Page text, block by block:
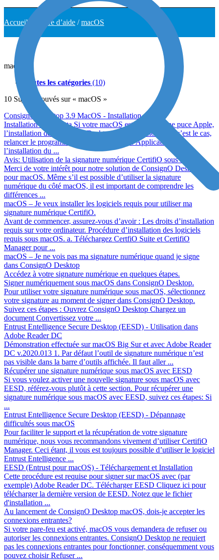
Accueil/ Centre d’aide /macOS
macOS
Toutes les catégories (10)
10 Sujets
Trouvés sur « macOS »
ConsignO Desktop 3.9 MacOS - Installation
Installation de Rosetta Si votre macOS est équipé d’une puce Apple,
l’installation de ConsignO Desktop pourrait échouer. Si c’est le cas,
relancer le programme depuis votre dosser Applications,
l’installation du ...
Avis: Utilisation de la signature numérique CertifiO sous macOS
Merci de votre intérêt pour notre solution de ConsignO Desktop
pour macOS. Même s’il est possible d’utiliser la signature
numérique du côté macOS, il est important de comprendre les
différences ...
macOS – Je veux installer les logiciels requis pour utiliser ma
signature numérique CertifiO.
Avant de commencer, assurez-vous d’avoir : Les droits d’installation
requis sur votre ordinateur. Procédure d’installation des logiciels
requis sous macOS. a. Téléchargez CertfiO Suite et CertifiO
Manager pour ...
macOS – Je ne vois pas ma signature numérique quand je signe
dans ConsignO Desktop
Accédez à votre signature numérique en quelques étapes.
Signer numériquement sous macOS dans ConsignO Desktop.
Pour utiliser votre signature numérique sous macOS, sélectionnez
votre signature au moment de signer dans ConsignO Desktop.
Suivez ces étapes : Ouvrez ConsignO Desktop Chargez un
document Convertissez votre ...
Entrust Entelligence Secure Desktop (EESD) - Utilisation dans
Adobe Reader DC
Démonstration effectuée sur macOS Big Sur et avec Adobe Reader
DC v.2020.013 1. Par défaut l’outil de signature numérique n’est
pas visible dans la barre d’outils affichée. Il faut aller ...
Récupérer une signature numérique sous macOS avec EESD
Si vous voulez activer une nouvelle signature sous macOS avec
EESD, référez-vous plutôt à cette section. Pour récupérer une
signature numérique sous macOS avec EESD, suivez ces étapes: Si
...
Entrust Entelligence Secure Desktop (EESD) - Dépannage
difficultés sous macOS
Pour faciliter le support et la récupération de votre signature
numérique, nous vous recommandons vivement d’utiliser CertifiO
Manager. Ceci étant, il vous est toujours possible d’utiliser le logiciel
Entrust Entelligence ...
EESD (Entrust pour macOS) - Téléchargement et Installation
Cette procédure est requise pour signer sur macOS avec (par
exemple) Adobe Reader DC. Télécharger EESD Cliquez ici pour
télécharger la dernière version de EESD. Notez que le fichier
d'installation ...
Au lancement de ConsignO Desktop macOS, dois-je accepter les
connexions entrantes?
Si votre pare-feu est activé, macOS vous demandera de refuser ou
autoriser les connexions entrantes. ConsignO Desktop ne requiert
pas les connexions entrantes pour fonctionner, conséquemment vous
pouvez choisir Refuser ...